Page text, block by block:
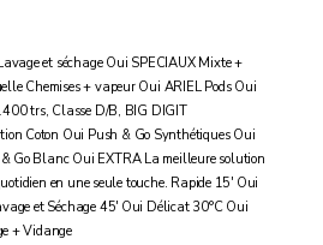
et séchage Oui SPECIAUX Mixte +
Chemises + vapeur Oui ARIEL Pods Oui
trs, Classe D/B, BIG DIGIT
Coton Oui Push & Go Synthétiques Oui
Go Blanc Oui EXTRA La meilleure solution
en une seule touche. Rapide 15' Oui
et Séchage 45' Oui Délicat 30°C Oui
+ Vidange